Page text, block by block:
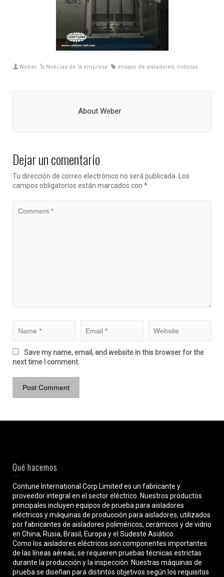
Weber Noticias de la empresa ensayo de aisladores, noticias
About Weber
Dejar un comentario
Tu dirección de correo electrónico no será publicada. Los
campos obligatorios están marcados con *
Save my name, email, and website in this browser for the
next time I comment.
Qué hacemos
Contune International Corp Limited es un fabricante y
proveedor integral en el sector eléctrico. Nuestros productos
principales incluyen equipos de prueba para aisladores
eléctricos y máquinas de producción para aisladores, utilizados
por fabricantes de aisladores poliméricos, cerámicos y de vidrio
en China, Rusia, Brasil, Europa y el Sudeste Asiático.
Como los aisladores eléctricos son componentes importantes
de las líneas aéreas, se requieren pruebas técnicas estrictas
durante la producción y la inspección. Nuestras máquinas de
prueba se diseñan para distintos objetivos según los requisitos